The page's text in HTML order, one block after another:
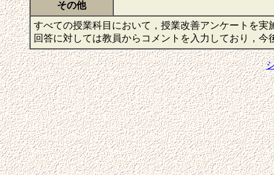
その他
すべての授業科目において，授業改善アンケートを
回答に対しては教員からコメントを入力しており，